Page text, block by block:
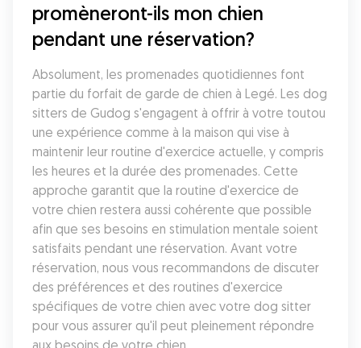
promèneront-ils mon chien
pendant une réservation?
Absolument, les promenades quotidiennes font
partie du forfait de garde de chien à Legé. Les dog
sitters de Gudog s'engagent à offrir à votre toutou
une expérience comme à la maison qui vise à
maintenir leur routine d'exercice actuelle, y compris
les heures et la durée des promenades. Cette
approche garantit que la routine d'exercice de
votre chien restera aussi cohérente que possible
afin que ses besoins en stimulation mentale soient
satisfaits pendant une réservation. Avant votre
réservation, nous vous recommandons de discuter
des préférences et des routines d'exercice
spécifiques de votre chien avec votre dog sitter
pour vous assurer qu'il peut pleinement répondre
aux besoins de votre chien.